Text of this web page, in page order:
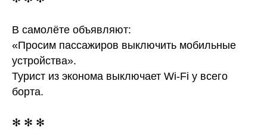
В самолёте объявляют:
«Просим пассажиров выключить мобильные
устройства».
Турист из эконома выключает Wi-Fi у всего
борта.
✻ ✻ ✻